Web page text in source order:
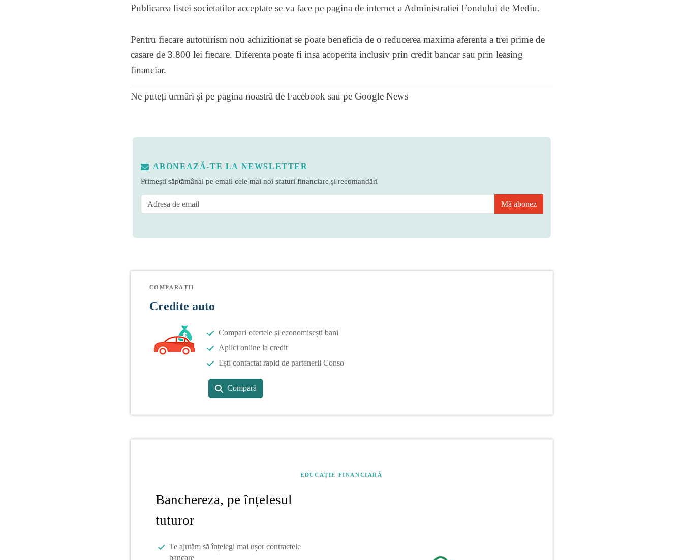
Publicarea listei societatilor acceptate se va face pe pagina de internet a Administratiei Fondului de Mediu.
Pentru fiecare autoturism nou achizitionat se poate beneficia de o reducerea maxima aferenta a trei prime de
casare de 3.800 lei fiecare. Diferenta poate fi insa acoperita inclusiv prin credit bancar sau prin leasing
financiar.
Ne puteți urmări și pe pagina noastră de Facebook sau pe Google News
ABONEAZĂ-TE LA NEWSLETTER
Primești săptămânal pe email cele mai noi sfaturi financiare și recomandări
Mă abonez
COMPARAȚII
Credite auto
Compari ofertele și economisești bani
Aplici online la credit
Ești contactat rapid de partenerii Conso
Compară
EDUCAȚIE FINANCIARĂ
Banchereza, pe înțelesul
tuturor
Te ajutăm să înțelegi mai ușor contractele
bancare